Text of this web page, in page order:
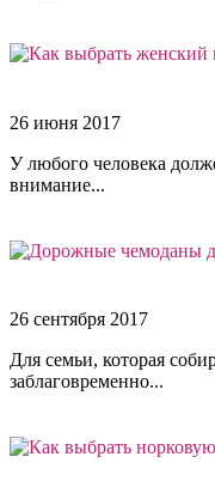
26 июня 2017
У любого человека
внимание...
26 сентября 2017
Для семьи, которая
заблаговременно...